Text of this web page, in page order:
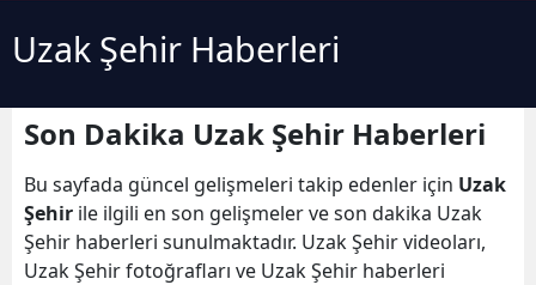
Uzak Şehir Haberleri
Son Dakika Uzak Şehir Haberleri
Bu sayfada güncel gelişmeleri takip edenler için Uzak
Şehir ile ilgili en son gelişmeler ve son dakika Uzak
Şehir haberleri sunulmaktadır. Uzak Şehir videoları,
Uzak Şehir fotoğrafları ve Uzak Şehir haberleri